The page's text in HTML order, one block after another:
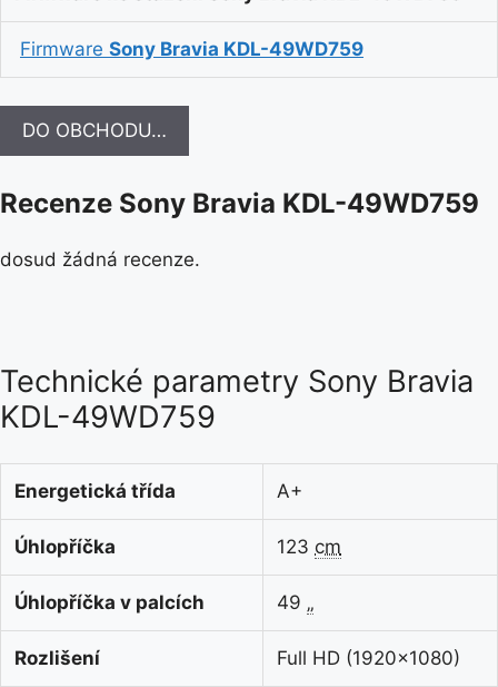
Firmware Sony Bravia KDL-49WD759
DO OBCHODU…
Recenze Sony Bravia KDL-49WD759
dosud žádná recenze.
Technické parametry Sony Bravia
KDL-49WD759
Energetická třída A+
Úhlopříčka 123 cm
Úhlopříčka v palcích 49 „
Rozlišení Full HD (1920×1080)